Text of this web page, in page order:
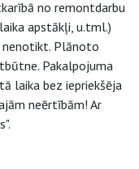
no remontdarbu
apstākļi, u.tml.)
nenotikt. Plānoto
Pakalpojuma
laika bez iepriekšēja
neērtībām! Ar